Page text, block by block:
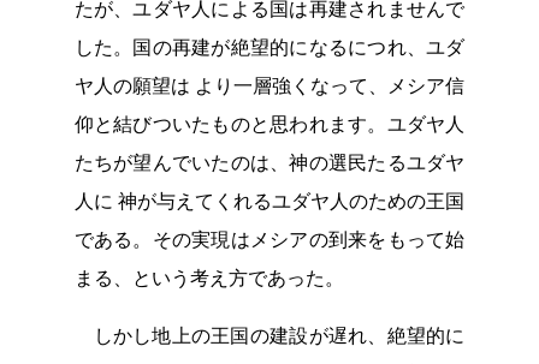
たが、ユダヤ人による国は再建されませんで
した。国の再建が絶望的になるにつれ、ユダ
ヤ人の願望は より一層強くなって、メシア信
仰と結びついたものと思われます。ユダヤ人
たちが望んでいたのは、神の選民たるユダヤ
人に 神が与えてくれるユダヤ人のための王国
である。その実現はメシアの到来をもって始
まる、という考え方であった。
しかし地上の王国の建設が遅れ、絶望的に